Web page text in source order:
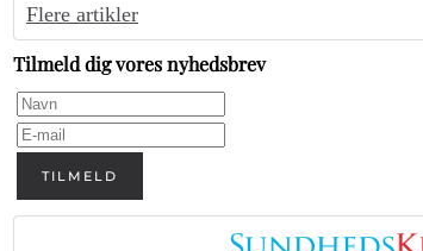
Flere artikler
Tilmeld dig vores nyhedsbrev
TILMELD